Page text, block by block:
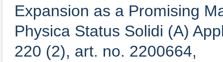
Expansion as a Promising
Physica Status Solidi (A)
220 (2), art. no. 2200664,